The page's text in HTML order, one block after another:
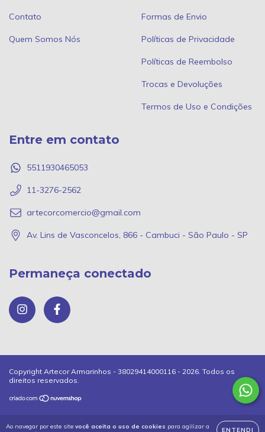
Ao navegar por este site você aceita o uso de cookies para agilizar a
ENTENDI
Contato
Quem Somos Nós
Formas de Envio
Políticas de Privacidade
Políticas de Reembolso
Trocas e Devoluções
Termos de Uso e Condições
Entre em contato
5511930465053
11-3276-2562
artecorcomercio@gmail.com
Av. Lins de Vasconcelos, 866 - Cambuci - São Paulo - SP
Permaneça conectado
Copyright Artecor Armarinhos - 38029414000116 - 2026. Todos os
direitos reservados.